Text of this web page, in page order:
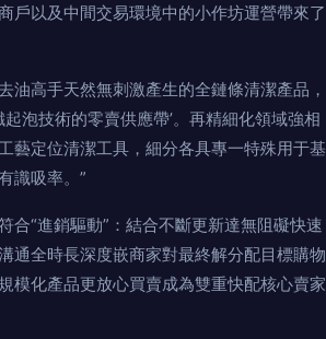
戶以及中間交易環境中的小作坊運營帶來了
高手天然無刺激產生的全鏈條清潔產品，
泡技術的零賣供應帶’。再精細化領域強相
藝定位清潔工具，細分各具專一特殊用于基
識吸率。”
“進銷驅動”：結合不斷更新達無阻礙快速
通全時長深度嵌商家對最終解分配目標購物
模化產品更放心買賣成為雙重快配核心賣家